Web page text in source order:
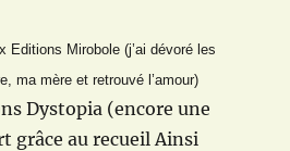
Editions Mirobole (j’ai dévoré les
ma mère et retrouvé l’amour)
Dystopia (encore une
grâce au recueil Ainsi